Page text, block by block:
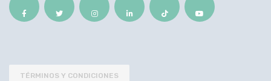
TÉRMINOS Y CONDICIONES